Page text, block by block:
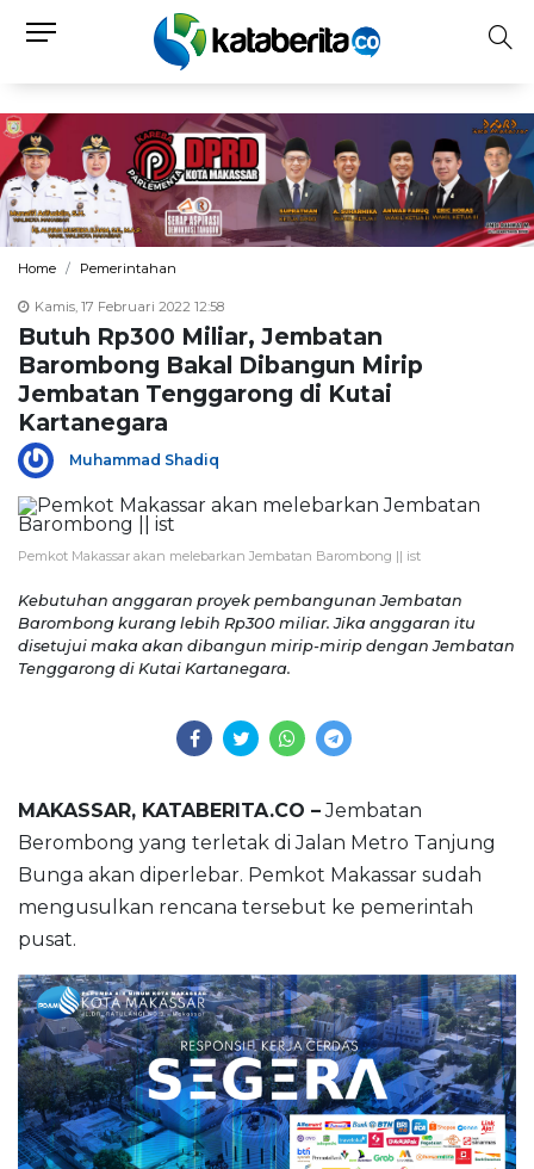
Home Pemerintahan
Kamis, 17 Februari 2022 12:58
Butuh Rp300 Miliar, Jembatan
Barombong Bakal Dibangun Mirip
Jembatan Tenggarong di Kutai
Kartanegara
Muhammad Shadiq
Pemkot Makassar akan melebarkan Jembatan Barombong || ist
Kebutuhan anggaran proyek pembangunan Jembatan
Barombong kurang lebih Rp300 miliar. Jika anggaran itu
disetujui maka akan dibangun mirip-mirip dengan Jembatan
Tenggarong di Kutai Kartanegara.
MAKASSAR, KATABERITA.CO –Jembatan
Berombong yang terletak di Jalan Metro Tanjung
Bunga akan diperlebar. Pemkot Makassar sudah
mengusulkan rencana tersebut ke pemerintah
pusat.